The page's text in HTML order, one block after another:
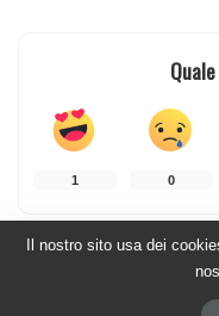
1 0
Il nostro sito usa dei